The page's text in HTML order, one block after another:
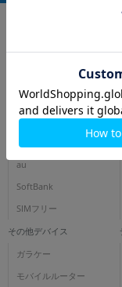
iPhone
au
SoftBank
SIMフリー
その他デバイス
ガラケー
モバイルルーター
発売日
ただし機能別のみ「and検索」と